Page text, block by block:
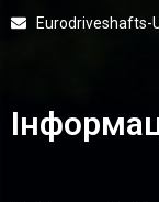
Eurodriveshafts-